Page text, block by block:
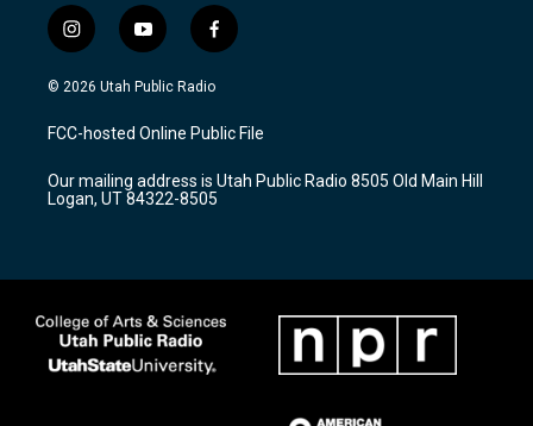
i
n
s
a
g
a
m
y
o
u
u
b
f
a
c
b
o
k
© 2026 Utah Public Radio
FCC-hosted Online Public File
Our mailing address is Utah Public Radio 8505 Old Main Hill
Logan, UT 84322-8505